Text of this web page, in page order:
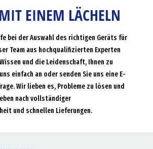
EINEM LÄCHELN
bei der Auswahl des richtigen Geräts für
Team aus hochqualifizierten Experten
und die Leidenschaft, Ihnen zu
einfach an oder senden Sie uns eine E-
Wir lieben es, Probleme zu lösen und
nach vollständiger
und schnellen Lieferungen.